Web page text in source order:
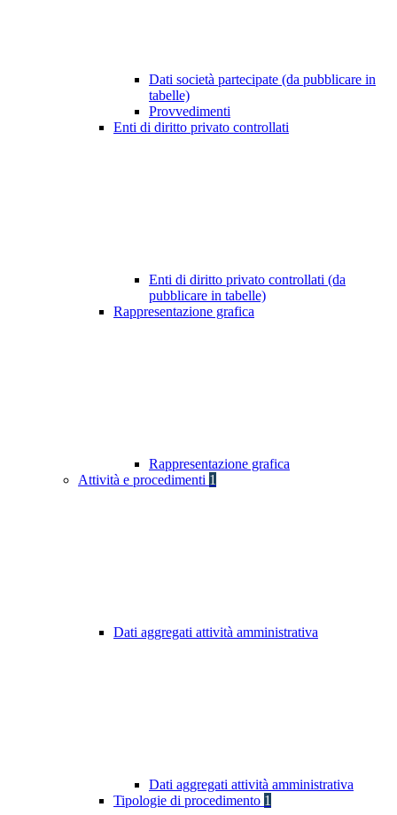
Dati società partecipate (da pubblicare in
tabelle)
Provvedimenti
Enti di diritto privato controllati
Enti di diritto privato controllati (da
pubblicare in tabelle)
Rappresentazione grafica
Rappresentazione grafica
Attività e procedimenti 1
Dati aggregati attività amministrativa
Dati aggregati attività amministrativa
Tipologie di procedimento 1